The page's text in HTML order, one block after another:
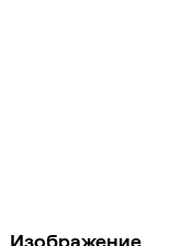
Изображение